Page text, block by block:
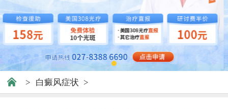
> 白癜风症状 >